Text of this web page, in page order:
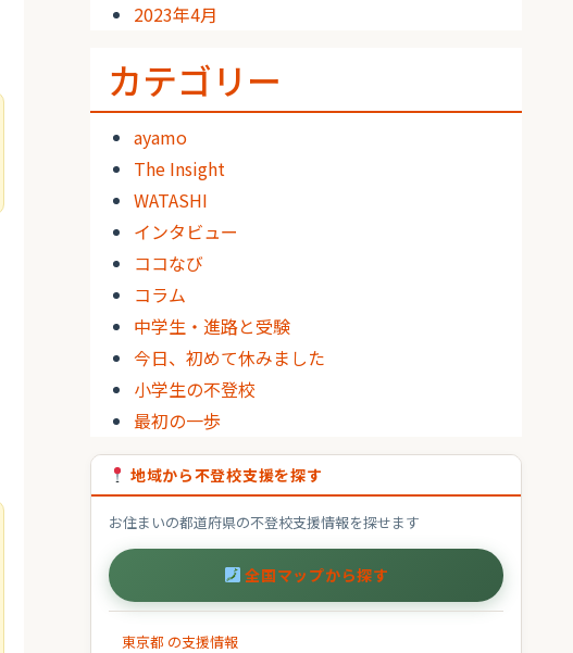
2023年4月
カテゴリー
ayamo
The Insight
WATASHI
インタビュー
ココなび
コラム
中学生・進路と受験
今日、初めて休みました
小学生の不登校
最初の一歩
地域から不登校支援を探す
お住まいの都道府県の不登校支援情報を探せます
全国マップから探す
東京都 の支援情報